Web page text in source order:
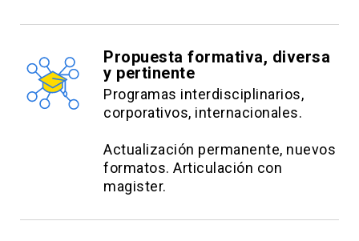
Propuesta formativa, diversa
y pertinente
Programas interdisciplinarios,
corporativos, internacionales.
Actualización permanente, nuevos
formatos. Articulación con
magister.